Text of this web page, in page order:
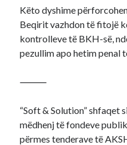
Këto dyshime
Beqirit vazhdon të fitojë
kontrolleve të BKH-së,
pezullim apo hetim penal
⸻
“Soft & Solution” shfaqet
mëdhenj të fondeve
përmes tenderave të